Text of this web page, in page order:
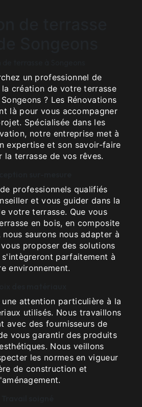
un professionnel de
création de votre terrasse
? Les Rénovations
là pour vous accompagner
Spécialisée dans les
notre entreprise met à
expertise et son savoir-faire
la terrasse de vos rêves.
professionnels qualifiés
et vous guider dans la
votre terrasse. Que vous
en bois, en composite
saurons nous adapter à
proposer des solutions
s'intègreront parfaitement à
environnement.
attention particulière à la
utilisés. Nous travaillons
avec des fournisseurs de
vous garantir des produits
Nous veillons
les normes en vigueur
de construction et